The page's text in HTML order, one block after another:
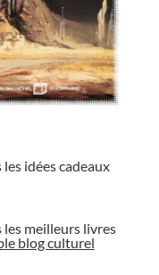
idées cadeaux
les meilleurs livres
blog culturel